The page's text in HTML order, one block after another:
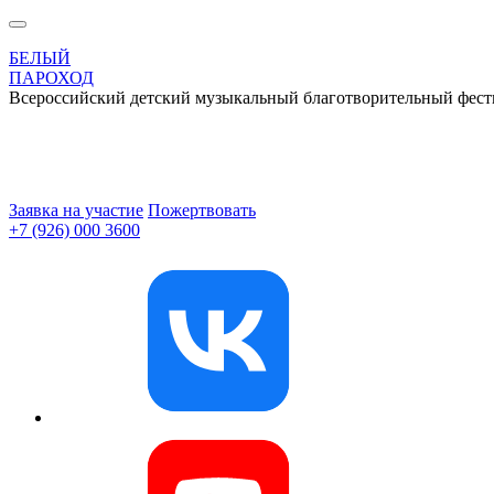
БЕЛЫЙ
ПАРОХОД
Всероссийский детский музыкальный благотворительный
Заявка на участие Пожертвовать
+7 (926) 000 3600